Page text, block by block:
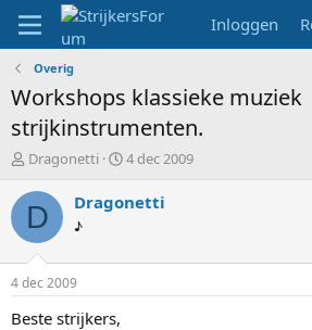
Inloggen
Overig
Workshops klassieke muziek
strijkinstrumenten.
T
p
s
t
a
r
Dragonetti
S
a
t
4 dec 2009
D Dragonetti
♪
4 dec 2009
Beste strijkers,